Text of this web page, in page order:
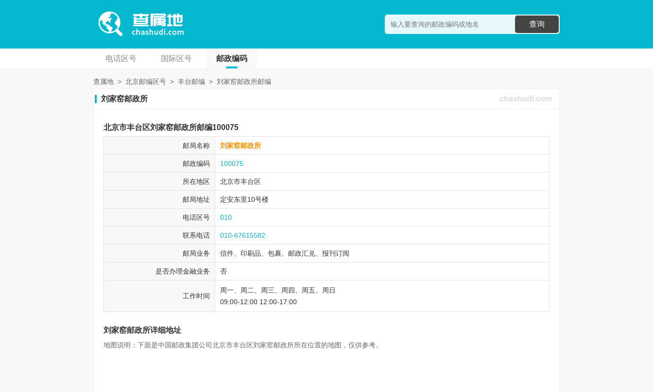
查询
电话区号 国际区号 邮政编码
查属地 > 北京邮编区号 > 丰台邮编 > 刘家窑邮政所邮编
刘家窑邮政所 chashudi.com
北京市丰台区刘家窑邮政所邮编100075
邮局名称 刘家窑邮政所
邮政编码 100075
所在地区 北京市丰台区
邮局地址 定安东里10号楼
电话区号 010
联系电话 010-67615582
邮局业务 信件、印刷品、包裹、邮政汇兑、报刊订阅
是否办理金融业务 否
工作时间
周一、周二、周三、周四、周五、周日
09:00-12:00 12:00-17:00
刘家窑邮政所详细地址
地图说明：下面是中国邮政集团公司北京市丰台区刘家窑邮政所所在位置的地图，仅供参考。